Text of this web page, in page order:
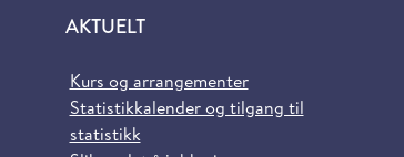
AKTUELT
Kurs og arrangementer
Statistikkalender og tilgang til
statistikk